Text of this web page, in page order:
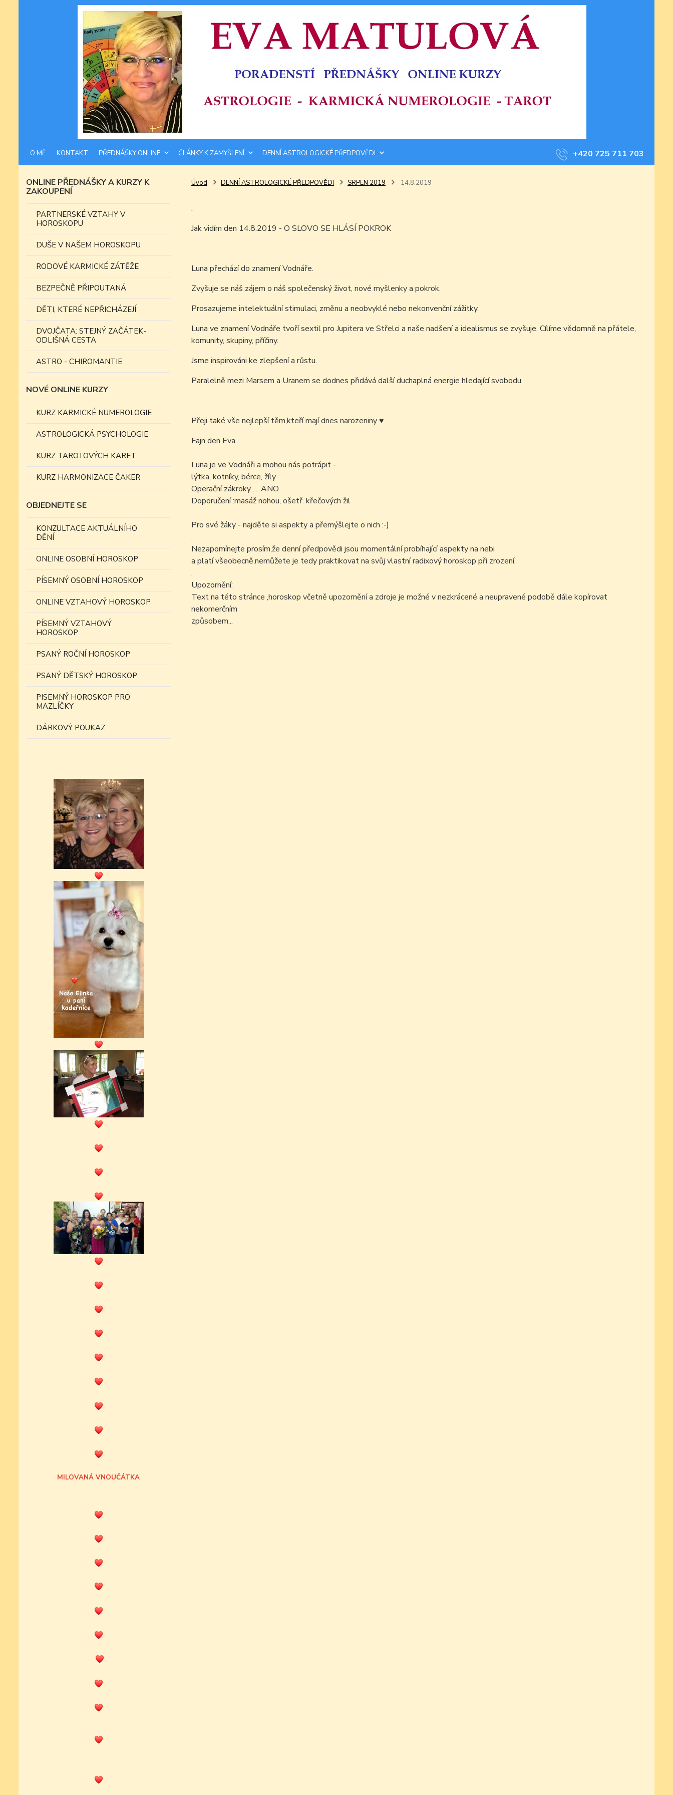
O MĚ KONTAKT PŘEDNÁŠKY ONLINE ČLÁNKY K ZAMYŠLENÍ DENNÍ ASTROLOGICKÉ PŘEDPOVĚDI +420 725 711 703
ONLINE PŘEDNÁŠKY A KURZY K
ZAKOUPENÍ
PARTNERSKÉ VZTAHY V
HOROSKOPU
DUŠE V NAŠEM HOROSKOPU
RODOVÉ KARMICKÉ ZÁTĚŽE
BEZPEČNĚ PŘIPOUTANÁ
DĚTI, KTERÉ NEPŘICHÁZEJÍ
DVOJČATA: STEJNÝ ZAČÁTEK-
ODLIŠNÁ CESTA
ASTRO - CHIROMANTIE
NOVÉ ONLINE KURZY
KURZ KARMICKÉ NUMEROLOGIE
ASTROLOGICKÁ PSYCHOLOGIE
KURZ TAROTOVÝCH KARET
KURZ HARMONIZACE ČAKER
OBJEDNEJTE SE
KONZULTACE AKTUÁLNÍHO
DĚNÍ
ONLINE OSOBNÍ HOROSKOP
PÍSEMNÝ OSOBNÍ HOROSKOP
ONLINE VZTAHOVÝ HOROSKOP
PÍSEMNÝ VZTAHOVÝ
HOROSKOP
PSANÝ ROČNÍ HOROSKOP
PSANÝ DĚTSKÝ HOROSKOP
PISEMNÝ HOROSKOP PRO
MAZLÍČKY
DÁRKOVÝ POUKAZ
MILOVANÁ VNOUČÁTKA
Úvod DENNÍ ASTROLOGICKÉ PŘEDPOVĚDI SRPEN 2019 14.8.2019
.
Jak vidím den 14.8.2019 - O SLOVO SE HLÁSÍ POKROK
Luna přechází do znamení Vodnáře.
Zvyšuje se náš zájem o náš společenský život, nové myšlenky a pokrok.
Prosazujeme intelektuální stimulaci, změnu a neobvyklé nebo nekonvenční zážitky.
Luna ve znamení Vodnáře tvoří sextil pro Jupitera ve Střelci a naše nadšení a idealismus se zvyšuje. Cílíme vědomně na přátele,
komunity, skupiny, příčiny.
Jsme inspirováni ke zlepšení a růstu.
Paralelně mezi Marsem a Uranem se dodnes přidává další duchaplná energie hledající svobodu.
.
Přeji také vše nejlepší těm,kteří mají dnes narozeniny♥
Fajn den Eva.
.
Luna je ve Vodnáři a mohou nás potrápit -
lýtka, kotníky, bérce, žíly
Operační zákroky .... ANO
Doporučení :masáž nohou, ošetř. křečových žil
.
Pro své žáky - najděte si aspekty a přemýšlejte o nich :-)
.
Nezapomínejte prosím,že denní předpovědi jsou momentální probíhající aspekty na nebi
a platí všeobecně,nemůžete je tedy praktikovat na svůj vlastní radixový horoskop při zrození.
.
Upozornění:
Text na této stránce ,horoskop včetně upozornění a zdroje je možné v nezkrácené a neupravené podobě dále kopírovat
nekomerčním
způsobem...